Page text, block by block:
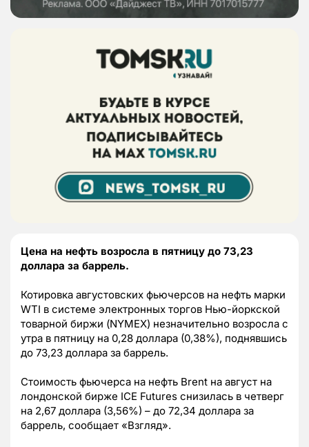
Цена на нефть возросла в пятницу до 73,23
доллара за баррель.
Котировка августовских фьючерсов на нефть марки
WTI в системе электронных торгов Нью-йоркской
товарной биржи (NYMEX) незначительно возросла с
утра в пятницу на 0,28 доллара (0,38%), поднявшись
до 73,23 доллара за баррель.
Стоимость фьючерса на нефть Brent на август на
лондонской бирже ICE Futures снизилась в четверг
на 2,67 доллара (3,56%) – до 72,34 доллара за
баррель, сообщает «Взгляд».